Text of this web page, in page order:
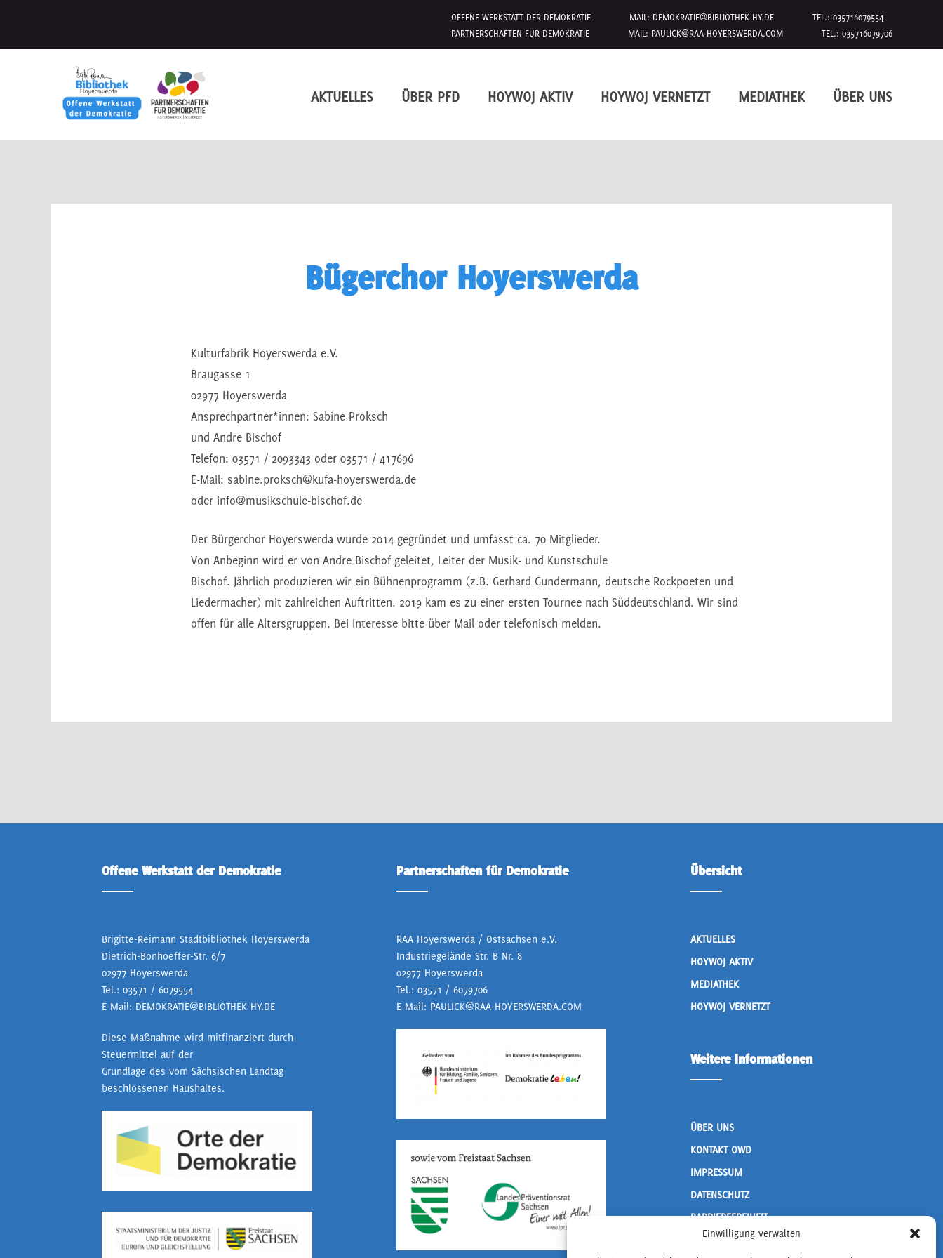
Einwilligung verwalten
OFFENE WERKSTATT DER DEMOKRATIE MAIL: DEMOKRATIE@BIBLIOTHEK-HY.DE
TEL.: 035716079554
PARTNERSCHAFTEN FÜR DEMOKRATIE
MAIL: PAULICK@RAA-HOYERSWERDA.COM TEL.: 035716079706
AKTUELLES ÜBER PFD HOYWOJ AKTIV HOYWOJ VERNETZT MEDIATHEK ÜBER UNS
Bügerchor Hoyerswerda
Kulturfabrik Hoyerswerda e.V.
Braugasse 1
02977 Hoyerswerda
Ansprechpartner*innen: Sabine Proksch
und Andre Bischof
Telefon: 03571 / 2093343 oder 03571 / 417696
E-Mail: sabine.proksch@kufa-hoyerswerda.de
oder info@musikschule-bischof.de
Der Bürgerchor Hoyerswerda wurde 2014 gegründet und umfasst ca. 70 Mitglieder.
Von Anbeginn wird er von Andre Bischof geleitet, Leiter der Musik- und Kunstschule
Bischof. Jährlich produzieren wir ein Bühnenprogramm (z.B. Gerhard Gundermann, deutsche Rockpoeten und
Liedermacher) mit zahlreichen Auftritten. 2019 kam es zu einer ersten Tournee nach Süddeutschland. Wir sind
offen für alle Altersgruppen. Bei Interesse bitte über Mail oder telefonisch melden.
Offene Werkstatt der Demokratie
Brigitte-Reimann Stadtbibliothek Hoyerswerda
Dietrich-Bonhoeffer-Str. 6/7
02977 Hoyerswerda
Tel.: 03571 / 6079554
E-Mail: DEMOKRATIE@BIBLIOTHEK-HY.DE
Diese Maßnahme wird mitfinanziert durch
Steuermittel auf der
Grundlage des vom Sächsischen Landtag
beschlossenen Haushaltes.
Partnerschaften für Demokratie
RAA Hoyerswerda / Ostsachsen e.V.
Industriegelände Str. B Nr. 8
02977 Hoyerswerda
Tel.: 03571 / 6079706
E-Mail: PAULICK@RAA-HOYERSWERDA.COM
Übersicht
AKTUELLES
HOYWOJ AKTIV
MEDIATHEK
HOYWOJ VERNETZT
Weitere Informationen
ÜBER UNS
KONTAKT OWD
IMPRESSUM
DATENSCHUTZ
BARRIEREFREIHEIT